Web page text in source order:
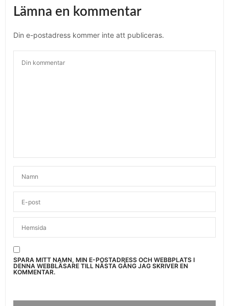
Lämna en kommentar
Din e-postadress kommer inte att publiceras.
SPARA MITT NAMN, MIN E-POSTADRESS OCH WEBBPLATS I
DENNA WEBBLÄSARE TILL NÄSTA GÅNG JAG SKRIVER EN
KOMMENTAR.